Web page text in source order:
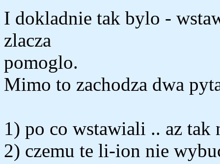
I dokladnie tak bylo -
zlacza
pomoglo.
Mimo to zachodza dwa
1) po co wstawiali .. az tak
2) czemu te li-ion nie